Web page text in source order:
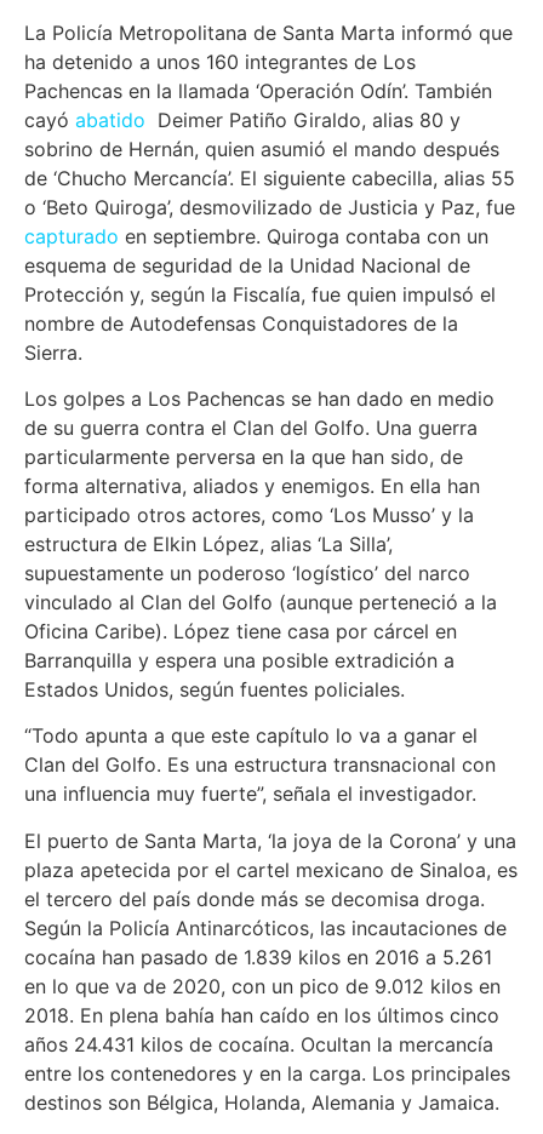
La Policía Metropolitana de Santa Marta informó que
ha detenido a unos 160 integrantes de Los
Pachencas en la llamada ‘Operación Odín’. También
cayó abatido Deimer Patiño Giraldo, alias 80 y
sobrino de Hernán, quien asumió el mando después
de ‘Chucho Mercancía’. El siguiente cabecilla, alias 55
o ‘Beto Quiroga’, desmovilizado de Justicia y Paz, fue
capturado en septiembre. Quiroga contaba con un
esquema de seguridad de la Unidad Nacional de
Protección y, según la Fiscalía, fue quien impulsó el
nombre de Autodefensas Conquistadores de la
Sierra.
Los golpes a Los Pachencas se han dado en medio
de su guerra contra el Clan del Golfo. Una guerra
particularmente perversa en la que han sido, de
forma alternativa, aliados y enemigos. En ella han
participado otros actores, como ‘Los Musso’ y la
estructura de Elkin López, alias ‘La Silla’,
supuestamente un poderoso ‘logístico’ del narco
vinculado al Clan del Golfo (aunque perteneció a la
Oficina Caribe). López tiene casa por cárcel en
Barranquilla y espera una posible extradición a
Estados Unidos, según fuentes policiales.
“Todo apunta a que este capítulo lo va a ganar el
Clan del Golfo. Es una estructura transnacional con
una influencia muy fuerte”, señala el investigador.
El puerto de Santa Marta, ‘la joya de la Corona’ y una
plaza apetecida por el cartel mexicano de Sinaloa, es
el tercero del país donde más se decomisa droga.
Según la Policía Antinarcóticos, las incautaciones de
cocaína han pasado de 1.839 kilos en 2016 a 5.261
en lo que va de 2020, con un pico de 9.012 kilos en
2018. En plena bahía han caído en los últimos cinco
años 24.431 kilos de cocaína. Ocultan la mercancía
entre los contenedores y en la carga. Los principales
destinos son Bélgica, Holanda, Alemania y Jamaica.